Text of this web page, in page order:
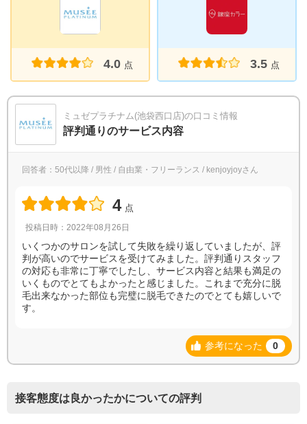
4.0 点 3.5 点
ミュゼプラチナム(池袋西口店)の口コミ情報
評判通りのサービス内容
回答者：50代以降 / 男性 / 自由業・フリーランス / kenjoyjoyさん
4 点
投稿日時：2022年08月26日
いくつかのサロンを試して失敗を繰り返していましたが、評
判が高いのでサービスを受けてみました。評判通りスタッフ
の対応も非常に丁寧でしたし、サービス内容と結果も満足の
いくものでとてもよかったと感じました。これまで充分に脱
毛出来なかった部位も完璧に脱毛できたのでとても嬉しいで
す。
参考になった 0
接客態度は良かったかについての評判